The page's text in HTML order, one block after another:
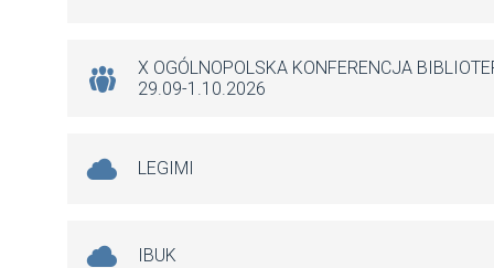
X OGÓLNOPOLSKA KONFERENCJA
29.09-1.10.2026
LEGIMI
IBUK